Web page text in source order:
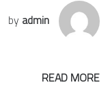
by admin
READ MORE